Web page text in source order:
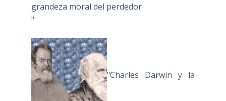
grandeza moral del perdedor
"
"Charles Darwin y la